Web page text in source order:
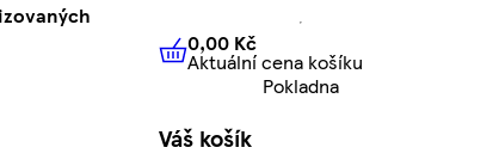
0,00 KčAktuální cena košíku
0,00 Kč
Aktuální cena košíku
Pokladna
Váš košík